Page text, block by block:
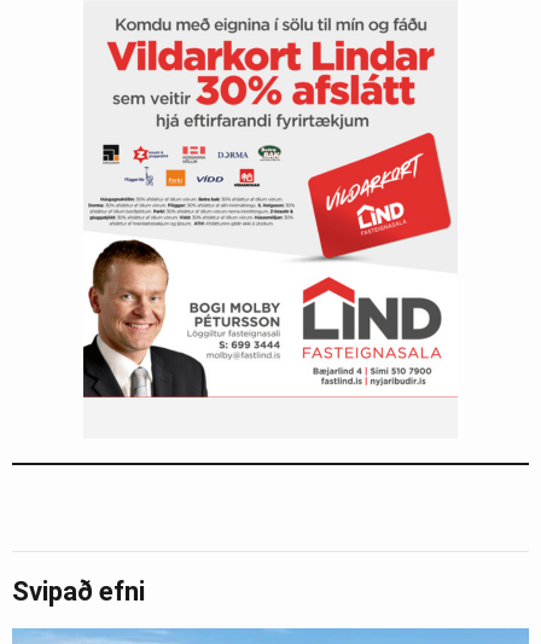
Svipað efni